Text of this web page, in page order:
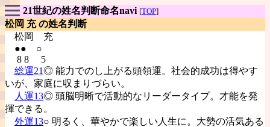
21世紀の姓名判断命名navi [TOP]
松岡 充 の姓名判断
松岡 充
●● ○
8 8 5
総運21◎ 能力でのし上がる頭領運。社会的成功は得やす
いが、家庭に収まりづらい。
人運13◎ 頭脳明晰で活動的なリーダータイプ。才能を発
揮できる。
外運13○ 明るく、華やかで楽しい人生に。大勢の活気ある